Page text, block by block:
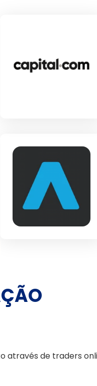
através de traders